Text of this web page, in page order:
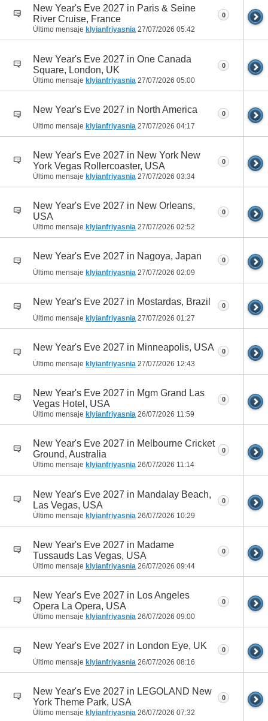
New Year's Eve 2027 in Paris & Seine
River Cruise, France
Último mensaje klyianfriyasnia 27/07/2026 05:42
0
New Year's Eve 2027 in One Canada
Square, London, UK
Último mensaje klyianfriyasnia 27/07/2026 05:00
0
New Year's Eve 2027 in North America
Último mensaje klyianfriyasnia 27/07/2026 04:17
0
New Year's Eve 2027 in New York New
York Vegas Rollercoaster, USA
Último mensaje klyianfriyasnia 27/07/2026 03:34
0
New Year's Eve 2027 in New Orleans,
USA
Último mensaje klyianfriyasnia 27/07/2026 02:52
0
New Year's Eve 2027 in Nagoya, Japan
Último mensaje klyianfriyasnia 27/07/2026 02:09
0
New Year's Eve 2027 in Mostardas, Brazil
Último mensaje klyianfriyasnia 27/07/2026 01:27
0
New Year's Eve 2027 in Minneapolis, USA
Último mensaje klyianfriyasnia 27/07/2026 12:43
0
New Year's Eve 2027 in Mgm Grand Las
Vegas Hotel, USA
Último mensaje klyianfriyasnia 26/07/2026 11:59
0
New Year's Eve 2027 in Melbourne Cricket
Ground, Australia
Último mensaje klyianfriyasnia 26/07/2026 11:14
0
New Year's Eve 2027 in Mandalay Beach,
Las Vegas, USA
Último mensaje klyianfriyasnia 26/07/2026 10:29
0
New Year's Eve 2027 in Madame
Tussauds Las Vegas, USA
Último mensaje klyianfriyasnia 26/07/2026 09:44
0
New Year's Eve 2027 in Los Angeles
Opera La Opera, USA
Último mensaje klyianfriyasnia 26/07/2026 09:00
0
New Year's Eve 2027 in London Eye, UK
Último mensaje klyianfriyasnia 26/07/2026 08:16
0
New Year's Eve 2027 in LEGOLAND New
York Theme Park, USA
Último mensaje klyianfriyasnia 26/07/2026 07:32
0